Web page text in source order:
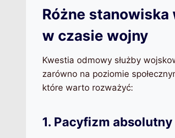
Różne
w czasie wojny
Kwestia odmowy służby
zarówno na poziomie
które warto rozważyć:
1. Pacyfizm absolutny